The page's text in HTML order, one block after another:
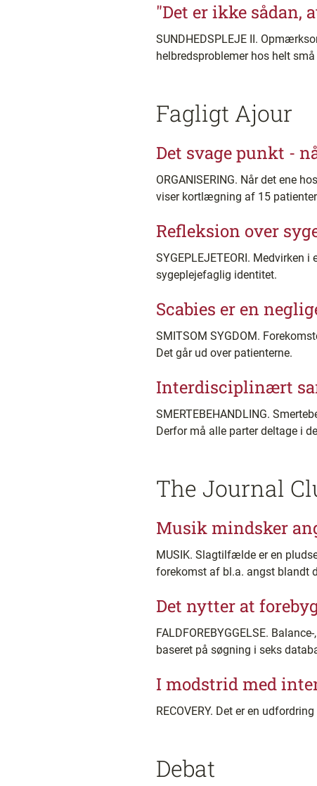
"Det er ikke sådan,
SUNDHEDSPLEJE II.
helbredsproblemer hos helt små
Fagligt Ajour
Det svage punkt -
ORGANISERING. Når det ene
viser kortlægning af 15
Refleksion over
SYGEPLEJETEORI. Medvirken
sygeplejefaglig identitet.
Scabies er en
SMITSOM SYGDOM.
Det går ud over patienterne.
Interdisciplinært
SMERTEBEHANDLING.
Derfor må alle parter deltage i
The Journal
Musik mindsker
MUSIK. Slagtilfælde er en
forekomst af bl.a. angst blandt
Det nytter at
FALDFOREBYGGELSE.
baseret på søgning i seks
I modstrid med
RECOVERY. Det er en
Debat